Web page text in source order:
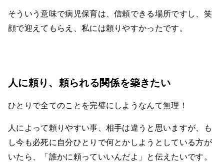
そういう意味で病児保育は、信頼できる場所ですし、笑
顔で迎えてもらえ、私には頼りやすかったです。
人に頼り、頼られる関係を築きたい
ひとりで全てのことを完璧にしようなんて無理！
人によって頼りやすい事、相手は違うと思いますが、も
し今も必死に自分ひとりで何とかしようとしている方が
いたら、「誰かに頼っていいんだよ」と伝えたいです。